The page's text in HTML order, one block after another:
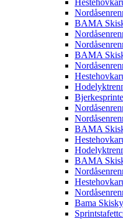
BAMA
BAMA
BAMA
BAMA
Bama